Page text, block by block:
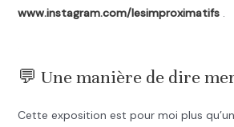
www.instagram.com/lesimproximatifs.
💬 Une manière de dire
Cette exposition est pour moi plus